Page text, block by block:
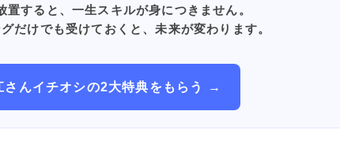
置すると、一生スキルが身につきません。
だけでも受けておくと、未来が変わります。
さんイチオシの2大特典をもらう →